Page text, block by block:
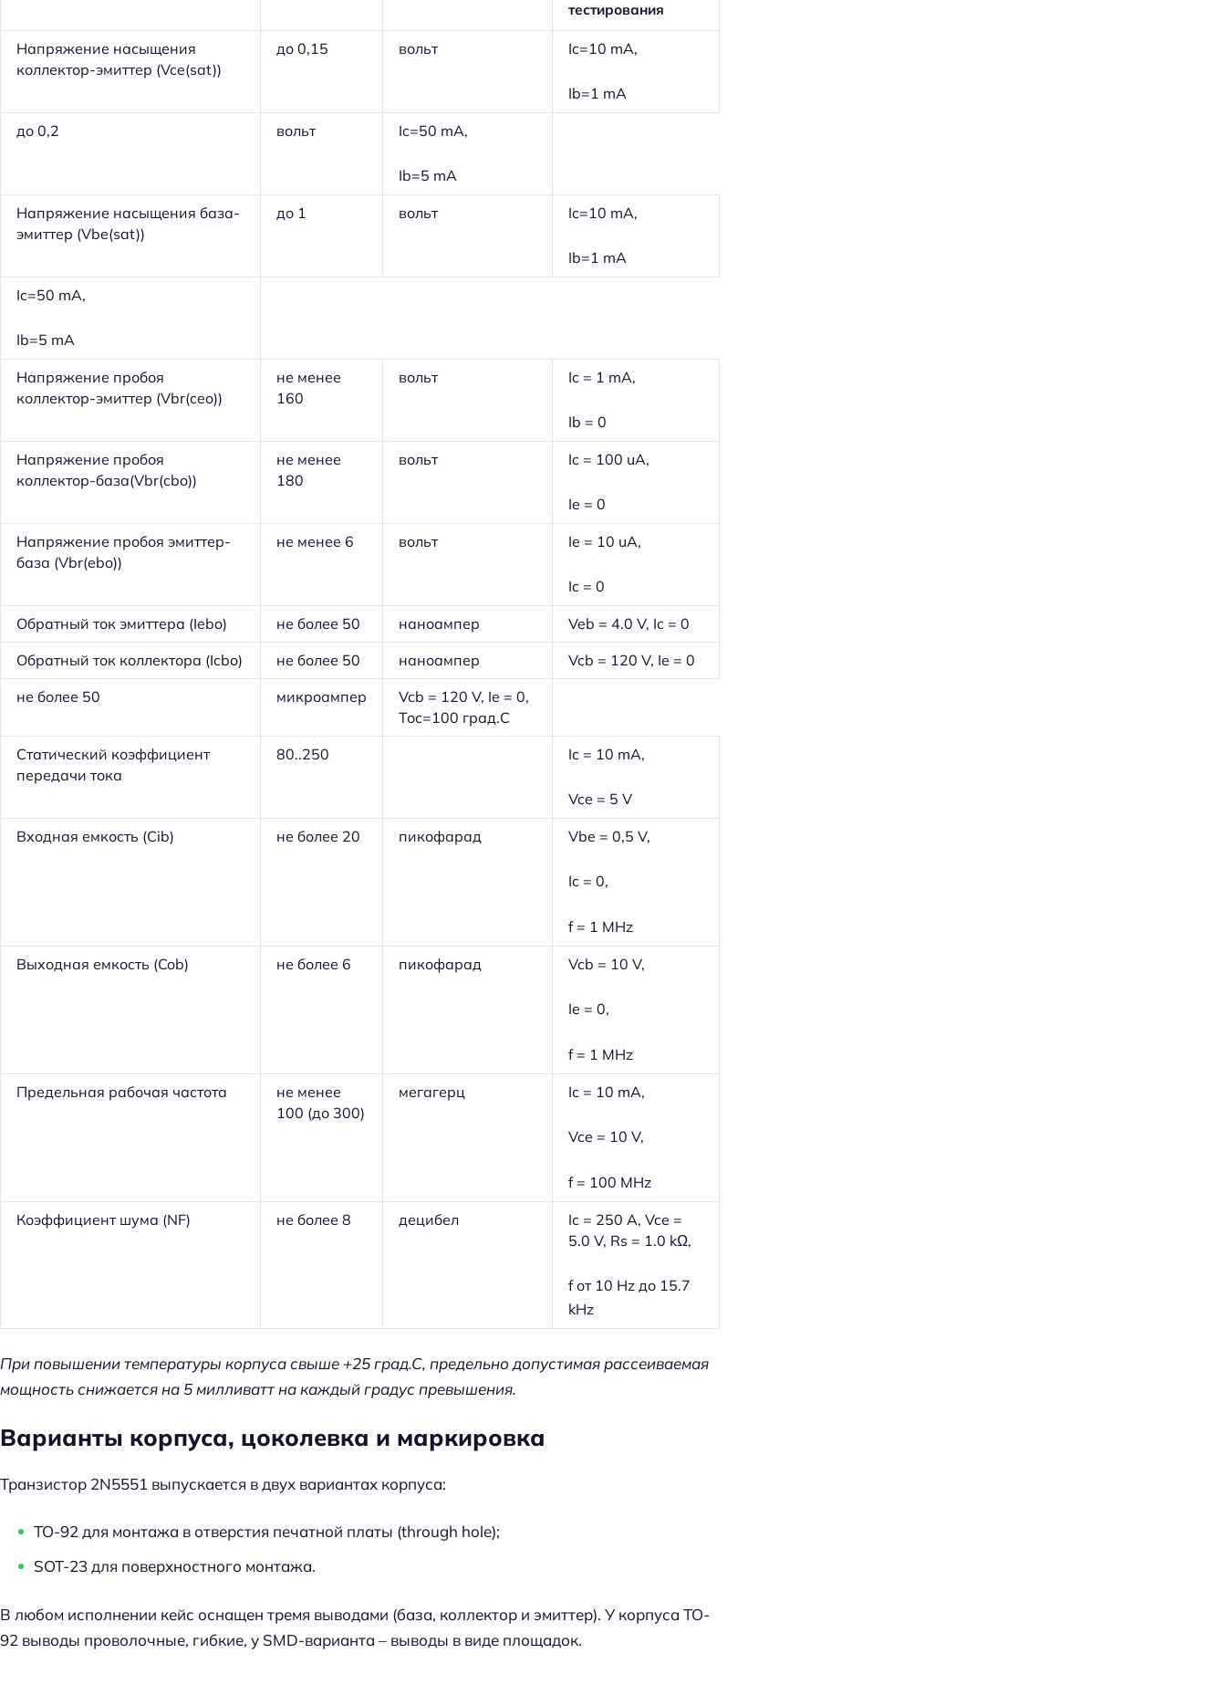
тестирования
Напряжение насыщения
коллектор-эмиттер (Vce(sat))
до 0,15 вольт Ic=10 mA,
Ib=1 mA
до 0,2 вольт Ic=50 mA,
Ib=5 mA
Напряжение насыщения база-
эмиттер (Vbe(sat))
до 1 вольт Ic=10 mA,
Ib=1 mA
Ic=50 mA,
Ib=5 mA
Напряжение пробоя
коллектор-эмиттер (Vbr(ceo))
не менее
160
вольт Ic = 1 mA,
Ib = 0
Напряжение пробоя
коллектор-база(Vbr(cbo))
не менее
180
вольт Ic = 100 uA,
Ie = 0
Напряжение пробоя эмиттер-
база (Vbr(ebo))
не менее 6 вольт Ie = 10 uA,
Ic = 0
Обратный ток эмиттера (Iebo) не более 50 наноампер
Veb = 4.0 V, Ic = 0
Обратный ток коллектора (Icbo)
не более 50 наноампер
Vcb = 120 V, Ie = 0
не более 50
микроампер
Vcb = 120 V, Ie = 0,
Тос=100 град.С
Статический коэффициент
передачи тока
80..250 Iс = 10 mA,
Vce = 5 V
Входная емкость (Cib) не более 20 пикофарад Vbe = 0,5 V,
Ic = 0,
f = 1 MHz
Выходная емкость (Cob) не более 6 пикофарад Vcb = 10 V,
Ie = 0,
f = 1 MHz
Предельная рабочая частота
не менее
100 (до 300)
мегагерц Iс = 10 mA,
Vce = 10 V,
f = 100 MHz
Коэффициент шума (NF) не более 8 децибел
Iс = 250 A, Vce =
5.0 V, Rs = 1.0 kΩ,
f от 10 Hz до 15.7
kHz
При повышении температуры корпуса свыше +25 град.С, предельно допустимая рассеиваемая
мощность снижается на 5 милливатт на каждый градус превышения.
Варианты корпуса, цоколевка и маркировка
Транзистор 2N5551 выпускается в двух вариантах корпуса:
TO-92 для монтажа в отверстия печатной платы (through hole);
SOT-23 для поверхностного монтажа.
В любом исполнении кейс оснащен тремя выводами (база, коллектор и эмиттер). У корпуса TO-
92 выводы проволочные, гибкие, у SMD-варианта – выводы в виде площадок.
а
й
: